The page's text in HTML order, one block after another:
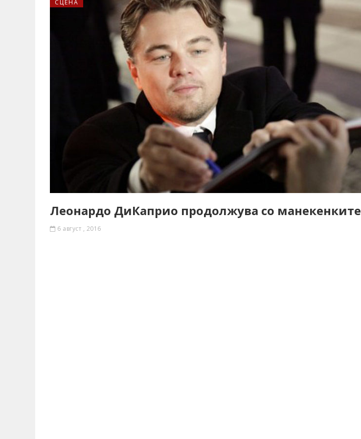
СЦЕНА
Леонардо ДиКаприо продолжува со манекенките
6 август , 2016